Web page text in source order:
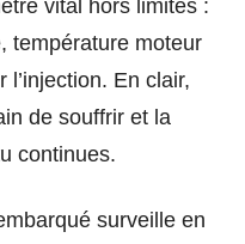
vital hors limites :
température moteur
En clair,
de souffrir et la
continues.
surveille en